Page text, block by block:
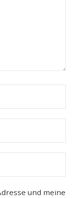
und meine